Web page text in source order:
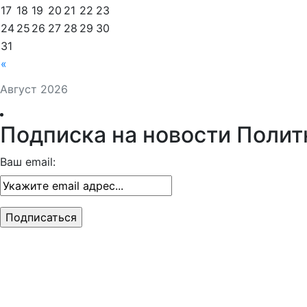
Август 2026
«
17 18 19 20 21 22 23
24 25 26 27 28 29 30
31
Подписка на новости
Ваш email: